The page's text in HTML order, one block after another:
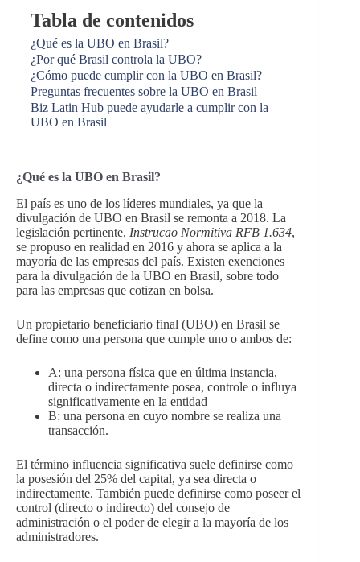
Tabla de contenidos
¿Qué es la UBO en Brasil?
¿Por qué Brasil controla la UBO?
¿Cómo puede cumplir con la UBO en Brasil?
Preguntas frecuentes sobre la UBO en Brasil
Biz Latin Hub puede ayudarle a cumplir con la
UBO en Brasil
¿Qué es la UBO en Brasil?
El país es uno de los líderes mundiales, ya que la
divulgación de UBO en Brasil se remonta a 2018. La
legislación pertinente, Instrucao Normitiva RFB 1.634,
se propuso en realidad en 2016 y ahora se aplica a la
mayoría de las empresas del país. Existen exenciones
para la divulgación de la UBO en Brasil, sobre todo
para las empresas que cotizan en bolsa.
Un propietario beneficiario final (UBO) en Brasil se
define como una persona que cumple uno o ambos de:
A: una persona física que en última instancia,
directa o indirectamente posea, controle o influya
significativamente en la entidad
B: una persona en cuyo nombre se realiza una
transacción.
El término influencia significativa suele definirse como
la posesión del 25% del capital, ya sea directa o
indirectamente. También puede definirse como poseer el
control (directo o indirecto) del consejo de
administración o el poder de elegir a la mayoría de los
administradores.